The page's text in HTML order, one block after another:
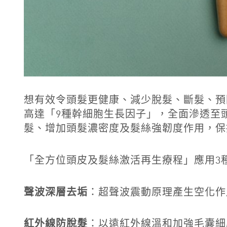
想有效令頭髮更健康、減少脫髮、斷髮、
高達「9種幹細胞生長因子」，全面滲透
髮、增加頭髮濃密度及髮絲強韌度作用，
「全方位頭皮及髮絲激活再生療程」應用
聲波深層去垢 ：超聲波震動原理產生空化
紅外線防脫髮 ：以遠紅外線溫和加強毛囊